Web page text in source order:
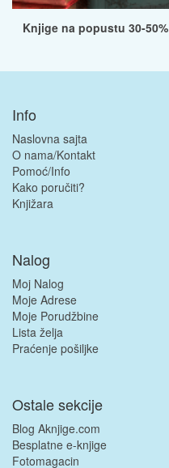
Knjige na popustu 30-50%
Info
Naslovna sajta
O nama/Kontakt
Pomoć/Info
Kako poručiti?
Knjižara
Nalog
Moj Nalog
Moje Adrese
Moje Porudžbine
Lista želja
Praćenje pošiljke
Ostale sekcije
Blog Aknjige.com
Besplatne e-knjige
Fotomagacin